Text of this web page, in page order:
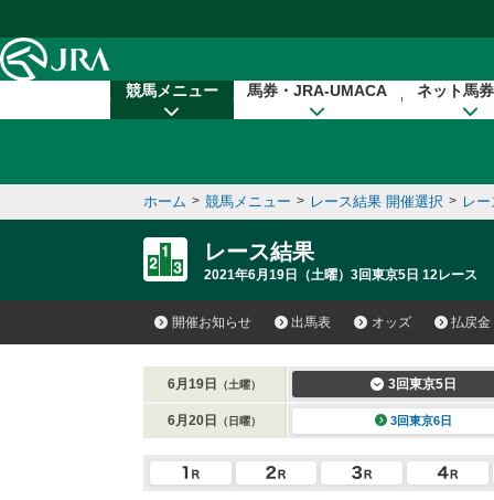
競馬メニュー 馬券・JRA-UMACA ネット馬
ホーム > 競馬メニュー > レース結果 開催選択 > レ
レース結果
2021年6月19日（土曜）3回東京5日 12レース
開催お知らせ 出馬表 オッズ 払戻金
6月19日 （土曜） 3回東京5日
6月20日 （日曜） 3回東京6日